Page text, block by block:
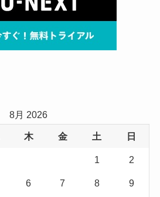
8月 2026
木 金 土 日
1 2
6 7 8 9